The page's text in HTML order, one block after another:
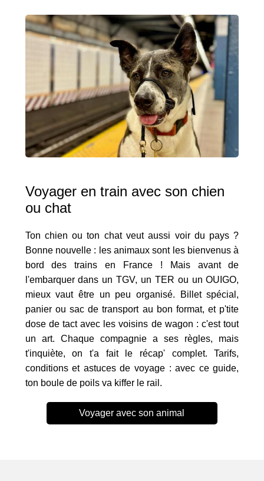
Voyager en train avec son chien
ou chat
Ton chien ou ton chat veut aussi voir du pays ?
Bonne nouvelle : les animaux sont les bienvenus à
bord des trains en France ! Mais avant de
l'embarquer dans un TGV, un TER ou un OUIGO,
mieux vaut être un peu organisé. Billet spécial,
panier ou sac de transport au bon format, et p'tite
dose de tact avec les voisins de wagon : c'est tout
un art. Chaque compagnie a ses règles, mais
t'inquiète, on t'a fait le récap' complet. Tarifs,
conditions et astuces de voyage : avec ce guide,
ton boule de poils va kiffer le rail.
Voyager avec son animal